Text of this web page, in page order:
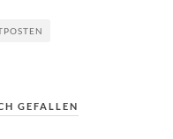
GEFALLEN